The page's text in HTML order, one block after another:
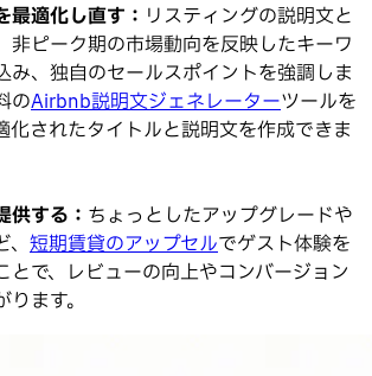
最適化し直す： リスティングの説明文と
非ピーク期の市場動向を反映したキーワ
み、独自のセールスポイントを強調しま
のAirbnb説明文ジェネレーターツールを
化されたタイトルと説明文を作成できま
供する： ちょっとしたアップグレードや
短期賃貸のアップセルでゲスト体験を
とで、レビューの向上やコンバージョン
ます。